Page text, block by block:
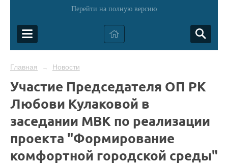
Перейти на полную версию
Главная → Новости
Участие Председателя ОП РК
Любови Кулаковой в
заседании МВК по реализации
проекта "Формирование
комфортной городской среды"